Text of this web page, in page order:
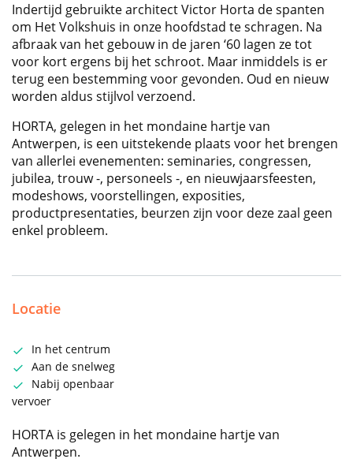
Indertijd gebruikte architect Victor Horta de spanten
om Het Volkshuis in onze hoofdstad te schragen. Na
afbraak van het gebouw in de jaren ‘60 lagen ze tot
voor kort ergens bij het schroot. Maar inmiddels is er
terug een bestemming voor gevonden. Oud en nieuw
worden aldus stijlvol verzoend.
HORTA, gelegen in het mondaine hartje van
Antwerpen, is een uitstekende plaats voor het brengen
van allerlei evenementen: seminaries, congressen,
jubilea, trouw -, personeels -, en nieuwjaarsfeesten,
modeshows, voorstellingen, exposities,
productpresentaties, beurzen zijn voor deze zaal geen
enkel probleem.
Locatie
In het centrum
Aan de snelweg
Nabij openbaar
vervoer
HORTA is gelegen in het mondaine hartje van
Antwerpen.